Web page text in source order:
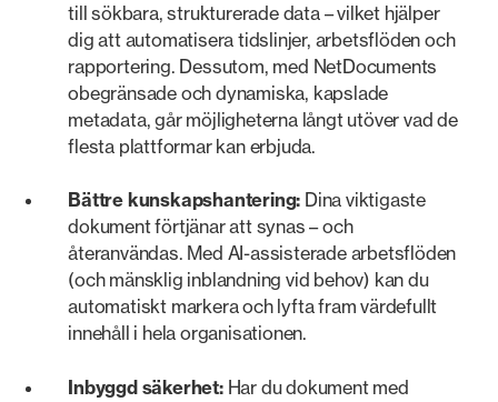
till sökbara, strukturerade data – vilket hjälper
dig att automatisera tidslinjer, arbetsflöden och
rapportering. Dessutom, med NetDocuments
obegränsade och dynamiska, kapslade
metadata, går möjligheterna långt utöver vad de
flesta plattformar kan erbjuda.
Bättre kunskapshantering: Dina viktigaste
dokument förtjänar att synas – och
återanvändas. Med AI-assisterade arbetsflöden
(och mänsklig inblandning vid behov) kan du
automatiskt markera och lyfta fram värdefullt
innehåll i hela organisationen.
Inbyggd säkerhet:Har du dokument med